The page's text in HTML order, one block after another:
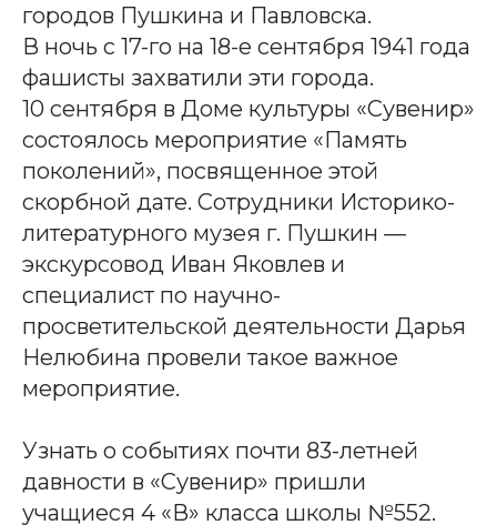
городов Пушкина и Павловска.
В ночь с 17-го на 18-е сентября 1941 года
фашисты захватили эти города.
10 сентября в Доме культуры «Сувенир»
состоялось мероприятие «Память
поколений», посвященное этой
скорбной дате. Сотрудники Историко-
литературного музея г. Пушкин —
экскурсовод Иван Яковлев и
специалист по научно-
просветительской деятельности Дарья
Нелюбина провели такое важное
мероприятие.
Узнать о событиях почти 83-летней
давности в «Сувенир» пришли
учащиеся 4 «В» класса школы №552.